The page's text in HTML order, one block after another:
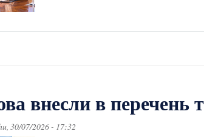
внесли в перечень
30/07/2026 - 17:32